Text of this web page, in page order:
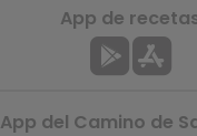
App de
App del Camino de